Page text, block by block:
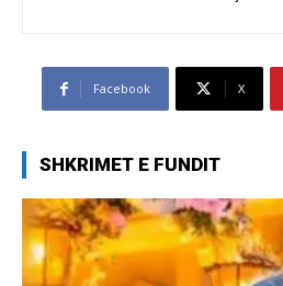
Facebook X
SHKRIMET E FUNDIT